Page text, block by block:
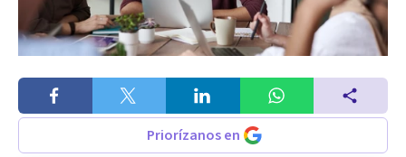
Priorízanos en